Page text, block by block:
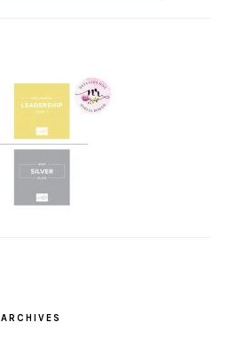
ARCHIVES